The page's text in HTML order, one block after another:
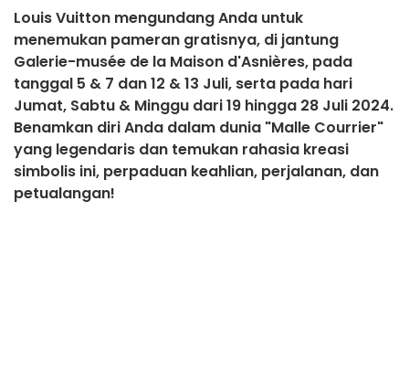
Louis Vuitton mengundang Anda untuk
menemukan pameran gratisnya, di jantung
Galerie-musée de la Maison d'Asnières, pada
tanggal 5 & 7 dan 12 & 13 Juli, serta pada hari
Jumat, Sabtu & Minggu dari 19 hingga 28 Juli 2024.
Benamkan diri Anda dalam dunia "Malle Courrier"
yang legendaris dan temukan rahasia kreasi
simbolis ini, perpaduan keahlian, perjalanan, dan
petualangan!